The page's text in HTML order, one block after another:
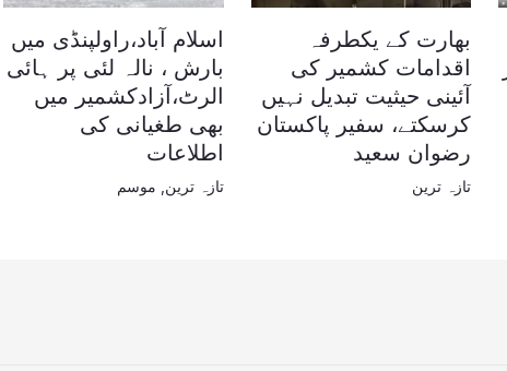
بھارت کے یکطرفہ
اقدامات کشمیر کی
آئینی حیثیت تبدیل نہیں
کرسکتے، سفیر پاکستان
رضوان سعید
تازہ ترین
اسلام آباد،راولپنڈی میں
بارش ، نالہ لئی پر ہائی
الرٹ،آزادکشمیر میں
بھی طغیانی کی
اطلاعات
تازہ ترین موسم